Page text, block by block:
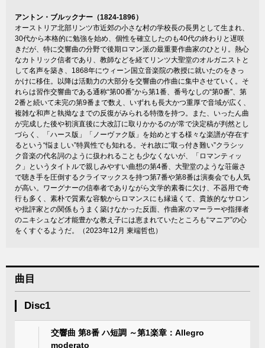
アントン・ブルックナー（1824-1896）
オーストリア北部リンツ市近郊の小さな村の学校長の長男として生まれ、
30代から本格的に勉強を始め、個性を確立したのも40代の終わりと遅咲
きだが、特に交響曲の分野で後期ロマン派の最重要作曲家のひとり。熱心
なカトリック信者であり、教師などを経てリンツ大聖堂のオルガニストと
して名声を築き、1868年にウィーン国立音楽院の教授に就いたのをきっ
かけに移住。以降は活動力の大部分を交響曲の作曲に集中させていく。そ
れらは習作交響曲である通称“第00番”から第1番、番号なしの“第0番”、第
2番と続いて未完の第9番まで数え、いずれも長大かつ重厚で音域が広く、
複雑な和声と執拗なまでの反復がみられる特徴を持つ。また、いったん曲
が完成した後や初演直後に大改訂に取りかかるのが常で決定稿が判然とし
づらく、「ハース版」「ノーヴァク版」を始めとする様々な楽譜が存在す
るという“悩ましい”特異性でも知れる。それ故に“取っ付き難い”クラシッ
ク音楽の代名詞のように扱われることも少なくないが、「ロマンティッ
ク」というタイトルで親しみやすい曲想の第4番、大聖堂のような荘厳さ
で聴き手を圧倒するクライマックスを持つ第7番や第8番は演奏会でも人気
が高い。ワーグナーの信奉者でありながら文学的素養に欠け、不器用で奇
行も多く、素朴で質素な容貌からロマンスにも縁遠くて、貴族的なサロン
や批評家との関係もうまく築けなかった反面、作曲家のマーラーや指揮者
のニキシュなど才能豊かな教え子には恵まれていたところも“マニア”の心
をくすぐるようだ。（2023年12月 東端哲也）
曲目
Disc1
交響曲 第8番 ハ短調 ～第1楽章：Allegro
moderato